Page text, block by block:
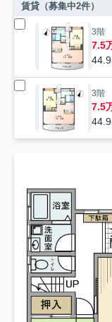
賃貸（募集中2件）
3階
7.5
3階
7.5